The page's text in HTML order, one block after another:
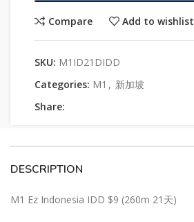
Compare Add to wishlist
SKU: M1ID21DIDD
Categories: M1 , 新加坡
Share:
DESCRIPTION
M1 Ez Indonesia IDD $9 (260m 21天)